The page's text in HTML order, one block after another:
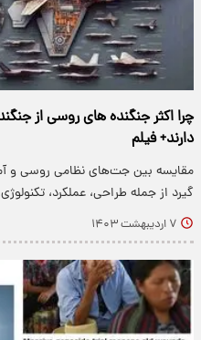
چرا اکثر جنگنده های روسی از
دارند+ فیلم
مقایسه بین جت‌های نظامی روسی و
گیرد از جمله طراحی، عملکرد،
۷ اردیبهشت ۱۴۰۳